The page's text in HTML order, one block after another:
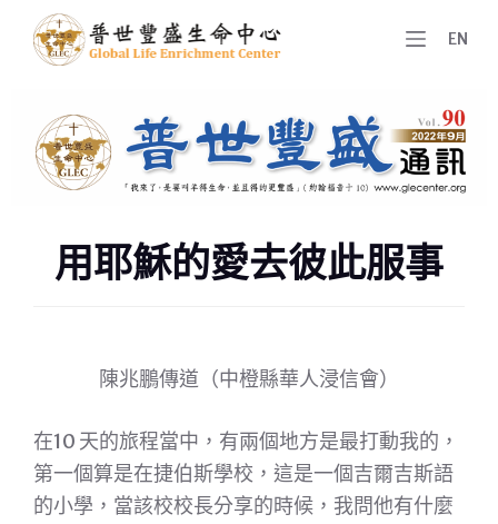
跳
至
內
EN
用耶穌的愛去彼此服事
陳兆鵬傳道（中橙縣華人浸信會）
在10 天的旅程當中，有兩個地方是最打動我的，
第一個算是在捷伯斯學校，這是一個吉爾吉斯語
的小學，當該校校長分享的時候，我問他有什麼